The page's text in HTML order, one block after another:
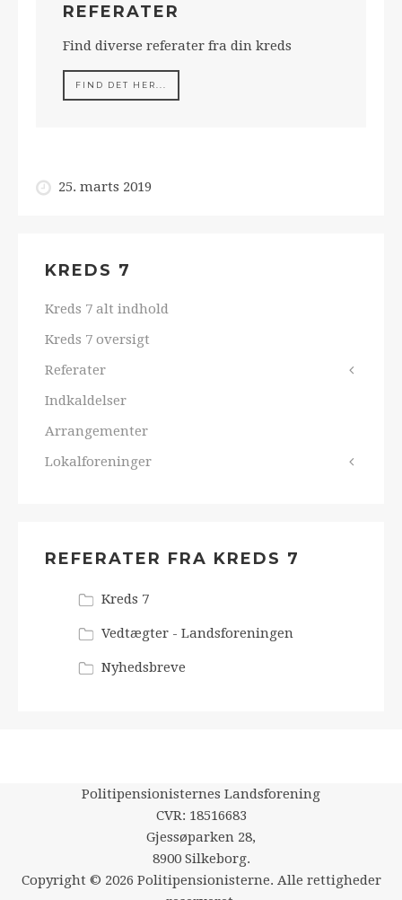
REFERATER
Find diverse referater fra din kreds
FIND DET HER...
25. marts 2019
KREDS 7
Kreds 7 alt indhold
Kreds 7 oversigt
Referater
Indkaldelser
Arrangementer
Lokalforeninger
REFERATER FRA KREDS 7
Kreds 7
Vedtægter - Landsforeningen
Nyhedsbreve
Politipensionisternes Landsforening
CVR: 18516683
Gjessøparken 28,
8900 Silkeborg.
Copyright © 2026 Politipensionisterne. Alle rettigheder